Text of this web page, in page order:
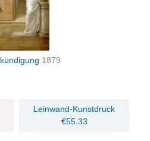
1879
Leinwand-Kunstdruck
€55.33